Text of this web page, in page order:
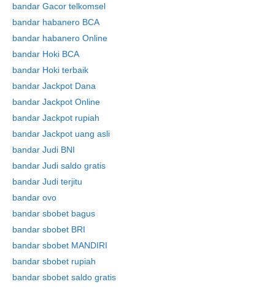
bandar Gacor telkomsel
bandar habanero BCA
bandar habanero Online
bandar Hoki BCA
bandar Hoki terbaik
bandar Jackpot Dana
bandar Jackpot Online
bandar Jackpot rupiah
bandar Jackpot uang asli
bandar Judi BNI
bandar Judi saldo gratis
bandar Judi terjitu
bandar ovo
bandar sbobet bagus
bandar sbobet BRI
bandar sbobet MANDIRI
bandar sbobet rupiah
bandar sbobet saldo gratis